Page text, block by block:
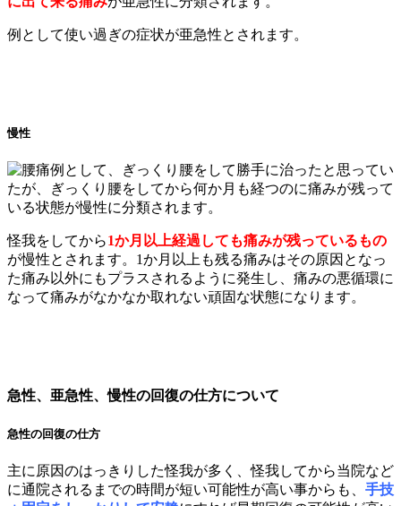
例として使い過ぎの症状が亜急性とされます。
慢性
例として、ぎっくり腰をして勝手に治ったと思ってい
たが、ぎっくり腰をしてから何か月も経つのに痛みが残って
いる状態が慢性に分類されます。
怪我をしてから1か月以上経過しても痛みが残っているもの
が慢性とされます。1か月以上も残る痛みはその原因となっ
た痛み以外にもプラスされるように発生し、痛みの悪循環に
なって痛みがなかなか取れない頑固な状態になります。
急性、亜急性、慢性の回復の仕方について
急性の回復の仕方
主に原因のはっきりした怪我が多く、怪我してから当院など
に通院されるまでの時間が短い可能性が高い事からも、 手技